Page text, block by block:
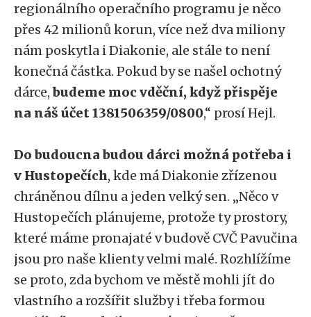
regionálního operačního programu je něco
přes 42 milionů korun, více než dva miliony
nám poskytla i Diakonie, ale stále to není
konečná částka. Pokud by se našel ochotný
dárce,budeme moc vděční, když přispěje
na náš účet 1381506359/0800,“ prosí Hejl.
Do budoucna budou dárci možná potřeba i
v Hustopečích, kde má Diakonie zřízenou
chráněnou dílnu a jeden velký sen. „Něco v
Hustopečích plánujeme, protože ty prostory,
které máme pronajaté v budově CVČ Pavučina
jsou pro naše klienty velmi malé. Rozhlížíme
se proto, zda bychom ve městě mohli jít do
vlastního a rozšířit služby i třeba formou